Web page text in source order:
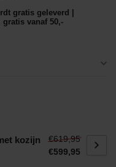
gratis geleverd |
gratis vanaf 50,-
kozijn
€619,95
€599,95